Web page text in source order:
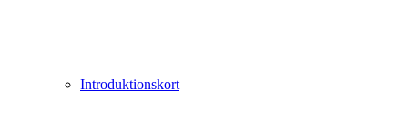
Introduktionskort